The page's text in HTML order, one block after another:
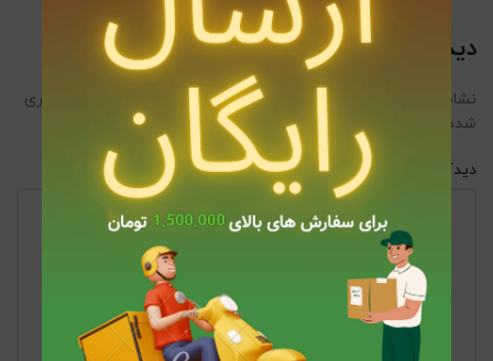
دیدگاهتان را بنویسید
نشانی ایمیل شما منتشر نخواهد شد. بخش‌های موردنیاز علامت‌گذاری
شده‌اند
دیدگاه